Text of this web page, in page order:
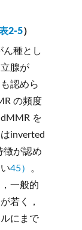
2-5）
ん種とし
腺が
認めら
の頻度
を
inverted
徴が認め
45） 。
一般的
若く，
にまで